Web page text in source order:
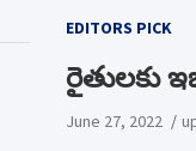
EDITORS PICK
రైతులకు
June 27, 2022